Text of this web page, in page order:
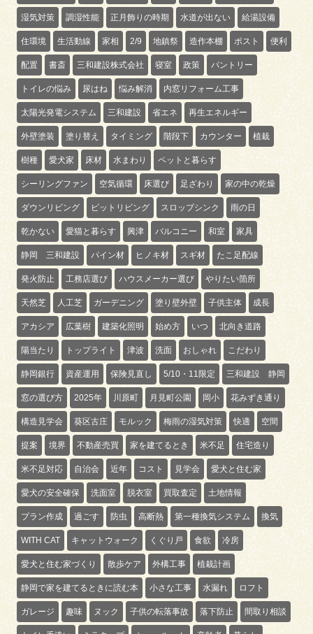
湿気対策 調湿性能 正月飾りの時期 水道が出ない 給湯設備
住環境 生活動線 家相 2/9 地鎮祭 造作本棚 ポスト 便利
配置 書斎 三和建設株式会社 寝室 政策 パントリー
トイレの悩み 尿はね 悩み解消 内窓リフォーム工事
太陽光発電システム 三和建設 省エネ 再生エネルギー
外壁塗装 塗り替え タイミング 階段下 カウンター 植栽
樹種 愛犬家 床材 水まわり ペットと暮らす
シーリングファン 空気循環 床選び 足ざわり 家の中の乾燥
ダウンリビング ピットリビング スロップシンク 雨の日
乾かない 愛猫と暮らす 興津 バルコニー 和室 家具
静岡 三和建設 パイン材 ヒノキ材 スギ材 たこ足配線
発火防止 工務店選び ハウスメーカー選び やりたい箇所
天然芝 人工芝 ガーデニング 塗り壁外壁 子供主体 成長
アカシア 広葉樹 建築化照明 始め方 いつ 北向き道路
陽当たり トップライト 津波 洗面 おしゃれ こだわり
静岡銀行 資産運用 保険見直し 5/10・11限定 三和建設 静岡
窓の選び方 2025年 川原町 月見町公園 岡小 花みずき通り
構造見学会 葵区古庄 モルック 梅雨の湿気対策 快適 空間
提案 境界 不動産売買 家を建てるとき 米不足 住宅造り
米不足対応 自治会 近年 コスト 見学会 愛犬と住む家
愛犬の安全確保 洗面室 脱衣室 買取査定 土地情報
プラン作成 過ごす 防虫 高断熱 第一種換気システム 換気
WITH CAT キャットウォーク くぐり戸 食欲 冷房
愛犬と住む家づくり 散歩ケア 外構工事 植栽計画
静岡で家を建てるときに読む本 小さな工事 水漏れ ロフト
ガレージ 趣味 ヌック 子供の転落事故 落下防止 間取り相談